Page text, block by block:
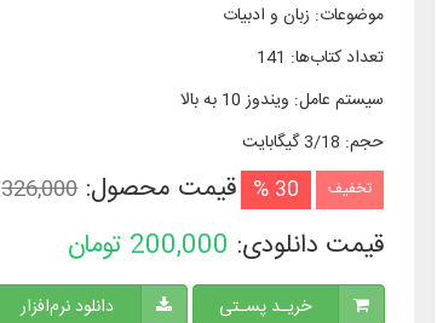
موضوعات: زبان و ادبیات
تعداد کتاب‌ها:
141
سیستم عامل: ویندوز 10 به بالا
حجم: 3/18 گیگابایت
تخفیف 30 % قیمت محصول:326,000
قیمت دانلودی: 200,000 تومان
خریـد پسـتی دانلود نرم‌افزار